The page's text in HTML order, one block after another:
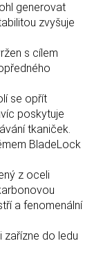
generovat
zvyšuje
s cílem
se opřít
poskytuje
tkaniček.
BladeLock
z oceli
a fenomenální
zařízne do ledu